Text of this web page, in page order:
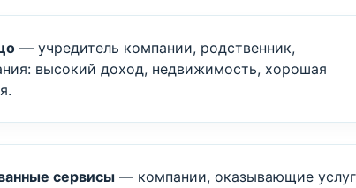
— учредитель компании, родственник,
высокий доход, недвижимость, хорошая
сервисы — компании, оказывающие